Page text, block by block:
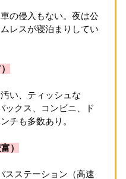
の侵入もない。夜は公
レスが寝泊まりしてい
い、ティッシュな
ックス、コンビニ、ド
チも多数あり。
）
スステーション（高速